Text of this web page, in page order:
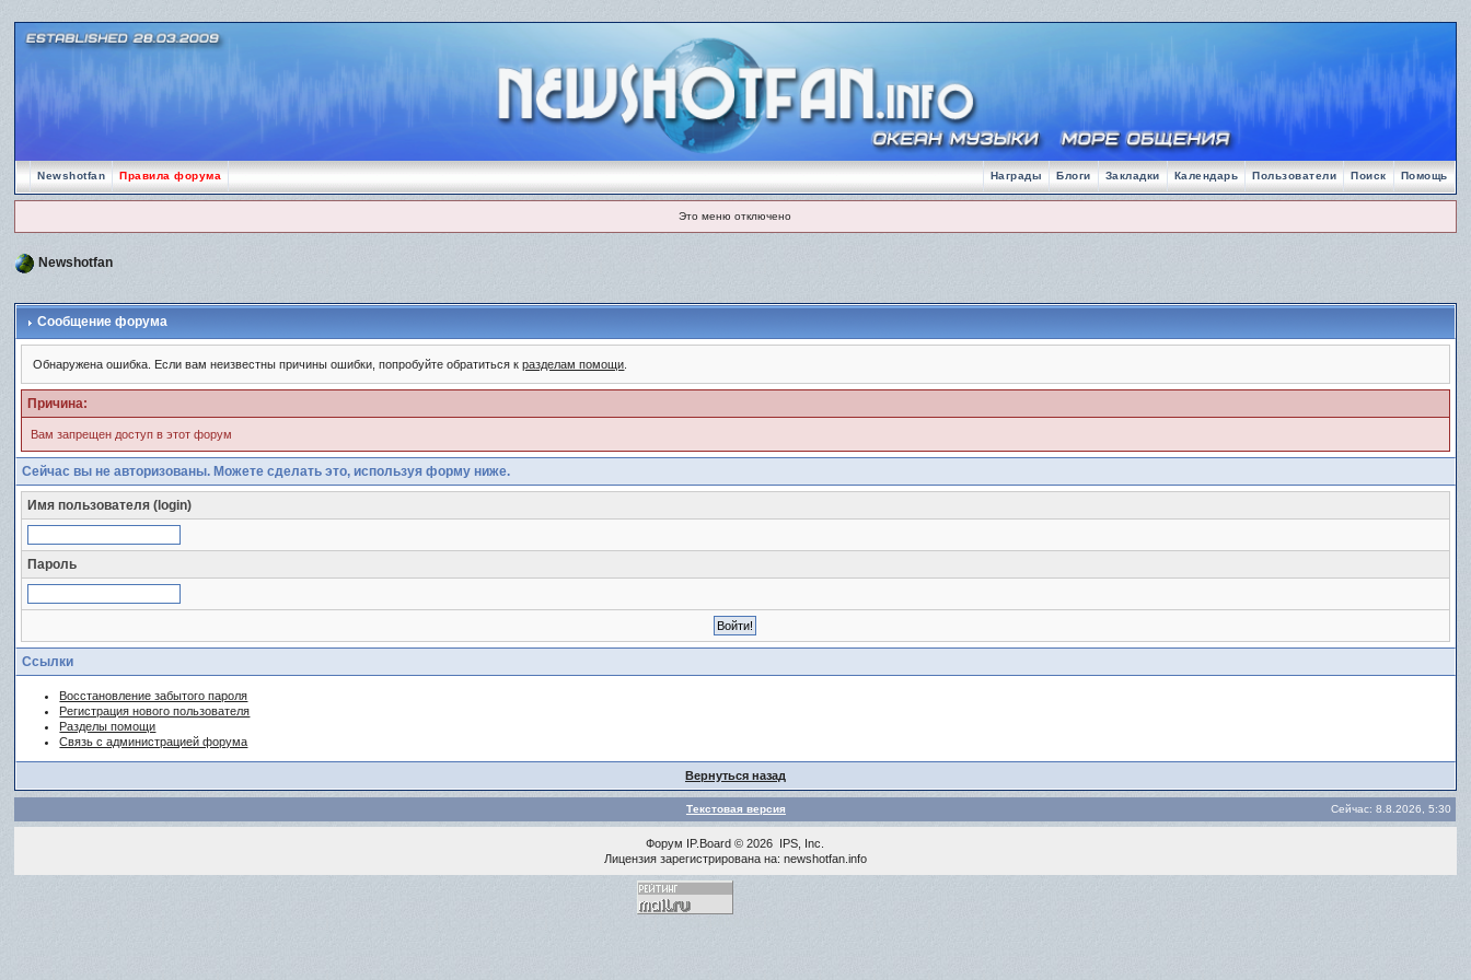
Newshotfan Правила форума Помощь
Поиск
Пользователи
Календарь
Закладки
Блоги
Награды
Это меню отключено
Newshotfan
Сообщение форума
Обнаружена ошибка. Если вам неизвестны причины ошибки, попробуйте обратиться кразделам помощи
Причина:
Вам запрещен доступ в этот форум
Сейчас вы не авторизованы. Можете сделать это, используя форму ниже.
Имя пользователя (login)
Пароль
Ссылки
Восстановление забытого пароля
Регистрация нового пользователя
Разделы помощи
Связь с администрацией форума
Вернуться назад
Текстовая версия Сейчас: 8.8.2026, 5:30
Форум IP.Board © 2026 IPS, Inc
Лицензия зарегистрирована на: newshotfan.info